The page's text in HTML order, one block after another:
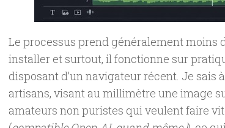
Le processus prend généralement moins
installer et surtout, il fonctionne sur
disposant d’un navigateur récent. Je sais
artisans, visant au millimètre une image
amateurs non puristes qui veulent faire